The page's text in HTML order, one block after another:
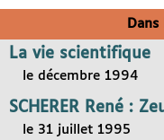
La vie scientifique
le décembre 1994
SCHERER René :
le 31 juillet 1995